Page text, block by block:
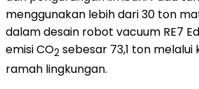
menggunakan lebih dari 30 ton
dalam desain robot vacuum RE7
emisi CO2 sebesar 73,1 ton
ramah lingkungan.